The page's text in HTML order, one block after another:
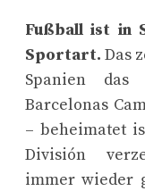
Fußball ist in
Sportart. Das
Spanien das
Barcelonas
– beheimatet
División
immer wieder